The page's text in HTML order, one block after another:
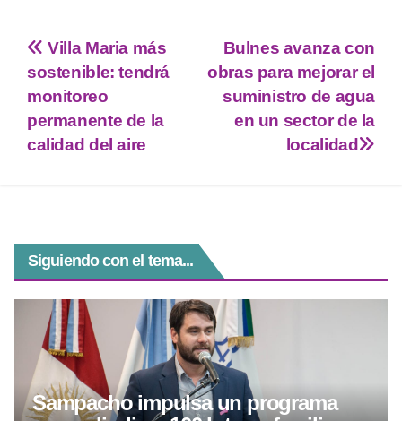
tt
er
at
s
A
p
p
e
gr
m
e
e
Bulnes avanza con
obras para mejorar el
suministro de agua
en un sector de la
localidad
Villa Maria más
sostenible: tendrá
monitoreo
permanente de la
calidad del aire
Siguiendo con el tema...
Sampacho impulsa un programa